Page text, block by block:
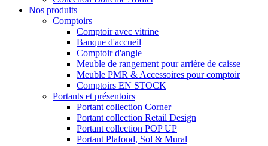
Nos produits
Comptoirs
Comptoir avec vitrine
Banque d'accueil
Comptoir d'angle
Meuble de rangement pour arrière de caisse
Meuble PMR & Accessoires pour comptoir
Comptoirs EN STOCK
Portants et présentoirs
Portant collection Corner
Portant collection Retail Design
Portant collection POP UP
Portant Plafond, Sol & Mural